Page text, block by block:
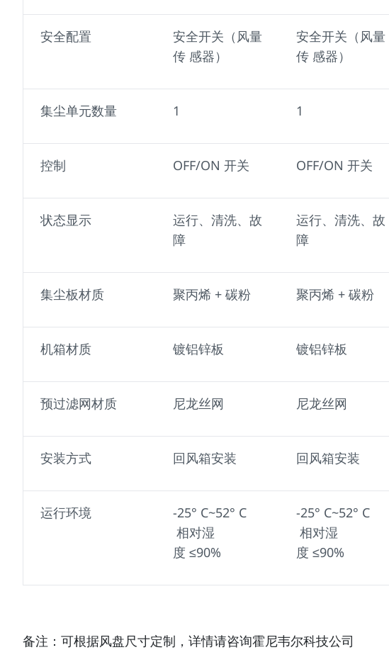
安全配置
安全开关（风量
传 感器）
安全开关（风量
传 感器）
集尘单元数量 1 1
控制 OFF/ON 开关 OFF/ON 开关
状态显示
运行、清洗、故
障
运行、清洗、故
障
集尘板材质 聚丙烯 + 碳粉 聚丙烯 + 碳粉
机箱材质 镀铝锌板 镀铝锌板
预过滤网材质 尼龙丝网 尼龙丝网
安装方式 回风箱安装 回风箱安装
运行环境
-25° C~52° C
相对湿
度 ≤90%
-25° C~52° C
相对湿
度 ≤90%
备注：可根据风盘尺寸定制，详情请咨询霍尼韦尔科技公司